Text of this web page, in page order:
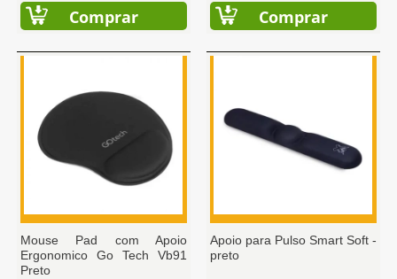
Comprar Comprar
Mouse Pad com Apoio
Ergonomico Go Tech Vb91
Preto
Apoio para Pulso Smart Soft -
preto